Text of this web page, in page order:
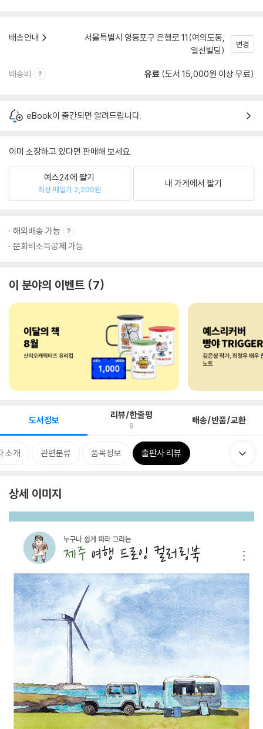
배송안내
서울특별시 영등포구 은행로 11(여의도동,
일신빌딩)
변경
배송비 유료 (도서 15,000원 이상 무료)
eBook이 출간되면 알려드립니다.
이미 소장하고 있다면 판매해 보세요.
예스24에 팔기
최상 매입가 2,200원
내 가게에서 팔기
해외배송 가능
문화비소득공제 가능
이 분야의 이벤트 7
도서정보 리뷰/한줄평
9 배송/반품/교환
소개 관련분류 품목정보 출판사 리뷰
상세 이미지